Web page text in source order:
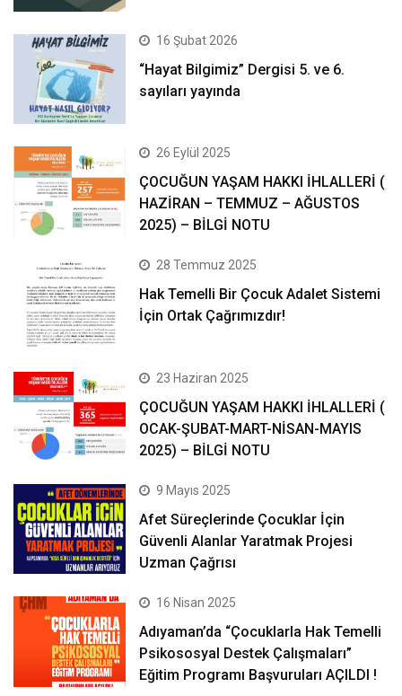
16 Şubat 2026
“Hayat Bilgimiz” Dergisi 5. ve 6.
sayıları yayında
26 Eylül 2025
ÇOCUĞUN YAŞAM HAKKI İHLALLERİ (
HAZİRAN – TEMMUZ – AĞUSTOS
2025) – BİLGİ NOTU
28 Temmuz 2025
Hak Temelli Bir Çocuk Adalet Sistemi
İçin Ortak Çağrımızdır!
23 Haziran 2025
ÇOCUĞUN YAŞAM HAKKI İHLALLERİ (
OCAK-ŞUBAT-MART-NİSAN-MAYIS
2025) – BİLGİ NOTU
9 Mayıs 2025
Afet Süreçlerinde Çocuklar İçin
Güvenli Alanlar Yaratmak Projesi
Uzman Çağrısı
16 Nisan 2025
Adıyaman’da “Çocuklarla Hak Temelli
Psikososyal Destek Çalışmaları”
Eğitim Programı Başvuruları AÇILDI !